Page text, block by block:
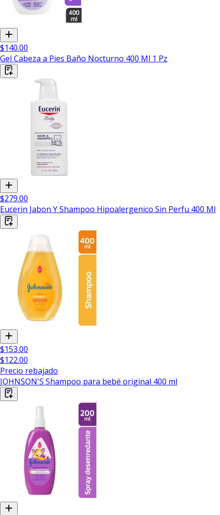
$140.00
Gel Cabeza a Pies Baño Nocturno 400 Ml 1 Pz
$279.00
Eucerin Jabon Y Shampoo Hipoalergenico Sin Perfu 400 Ml
$153.00
$122.00
Precio rebajado
JOHNSON'S Shampoo para bebé original 400 ml